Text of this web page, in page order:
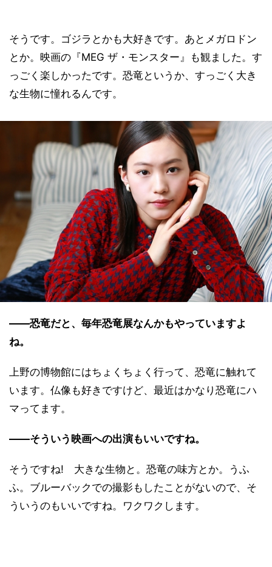
そうです。ゴジラとかも大好きです。あとメガロドン
とか。映画の『MEG ザ・モンスター』も観ました。す
っごく楽しかったです。恐竜というか、すっごく大き
な生物に憧れるんです。
――恐竜だと、毎年恐竜展なんかもやっていますよ
ね。
上野の博物館にはちょくちょく行って、恐竜に触れて
います。仏像も好きですけど、最近はかなり恐竜にハ
マってます。
――そういう映画への出演もいいですね。
そうですね! 大きな生物と。恐竜の味方とか。うふ
ふ。ブルーバックでの撮影もしたことがないので、そ
ういうのもいいですね。ワクワクします。